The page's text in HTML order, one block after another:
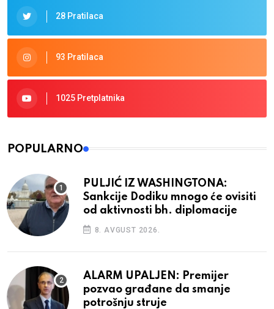
28 Pratilaca
93 Pratilaca
1025 Pretplatnika
POPULARNO
PULJIĆ IZ WASHINGTONA:
Sankcije Dodiku mnogo će ovisiti
od aktivnosti bh. diplomacije
8. AVGUST 2026.
ALARM UPALJEN: Premijer
pozvao građane da smanje
potrošnju struje